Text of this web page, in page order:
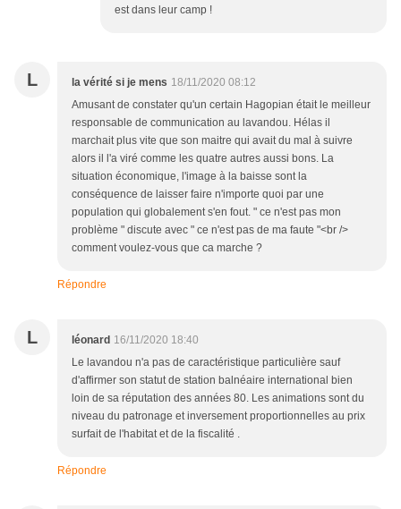
est dans leur camp !
L la vérité si je mens 18/11/2020 08:12
Amusant de constater qu'un certain Hagopian était le meilleur
responsable de communication au lavandou. Hélas il
marchait plus vite que son maitre qui avait du mal à suivre
alors il l'a viré comme les quatre autres aussi bons. La
situation économique, l'image à la baisse sont la
conséquence de laisser faire n'importe quoi par une
population qui globalement s'en fout. " ce n'est pas mon
problème " discute avec " ce n'est pas de ma faute "<br />
comment voulez-vous que ca marche ?
Répondre
L léonard 16/11/2020 18:40
Le lavandou n'a pas de caractéristique particulière sauf
d'affirmer son statut de station balnéaire international bien
loin de sa réputation des années 80. Les animations sont du
niveau du patronage et inversement proportionnelles au prix
surfait de l'habitat et de la fiscalité .
Répondre